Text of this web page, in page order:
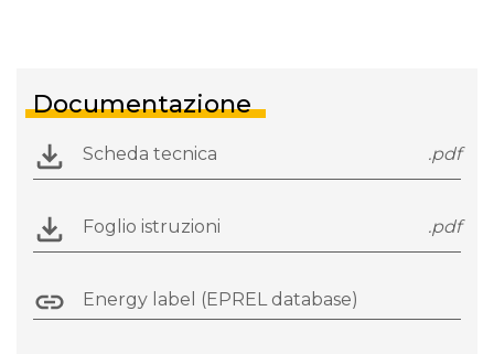
Documentazione
Scheda tecnica .pdf
Foglio istruzioni .pdf
Energy label (EPREL database)